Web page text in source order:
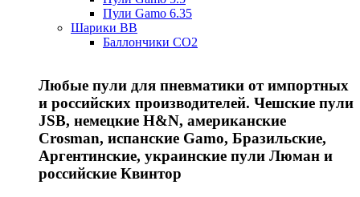
Пули Gamo 6.35
Шарики BB
Баллончики CO2
Любые пули для пневматики от импортных
и российских производителей. Чешские пули
JSB, немецкие H&N, американские
Crosman, испанские Gamo, Бразильские,
Аргентинские, украинские пули Люман и
российские Квинтор